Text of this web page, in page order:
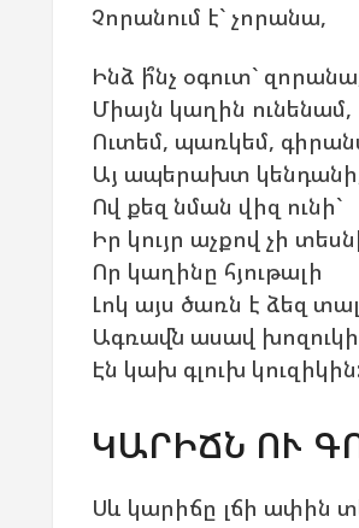
Չորանում է` չորանա,
Ինձ ի՞նչ օգուտ`
Միայն կաղին ունենամ,
Ուտեմ, պառկեմ,
Այ ապերախտ
Ով քեզ նման վիզ ունի`
Իր կույր աչքով չի
Որ կաղինը հյութալի
Լոկ այս ծառն է ձեզ
Ագռավն ասավ
Էն կախ գլուխ կուզիկին:
ԿԱՐԻՃՆ ՈՒ
Սև կարիճը լճի ափին